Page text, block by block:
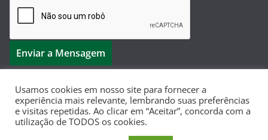
Copyright © 2026Dá-Lhe Palestra
reservados.
Usamos cookies em nosso site para fornecer a
experiência mais relevante, lembrando suas preferências
e visitas repetidas. Ao clicar em “Aceitar”, concorda com a
utilização de TODOS os cookies.